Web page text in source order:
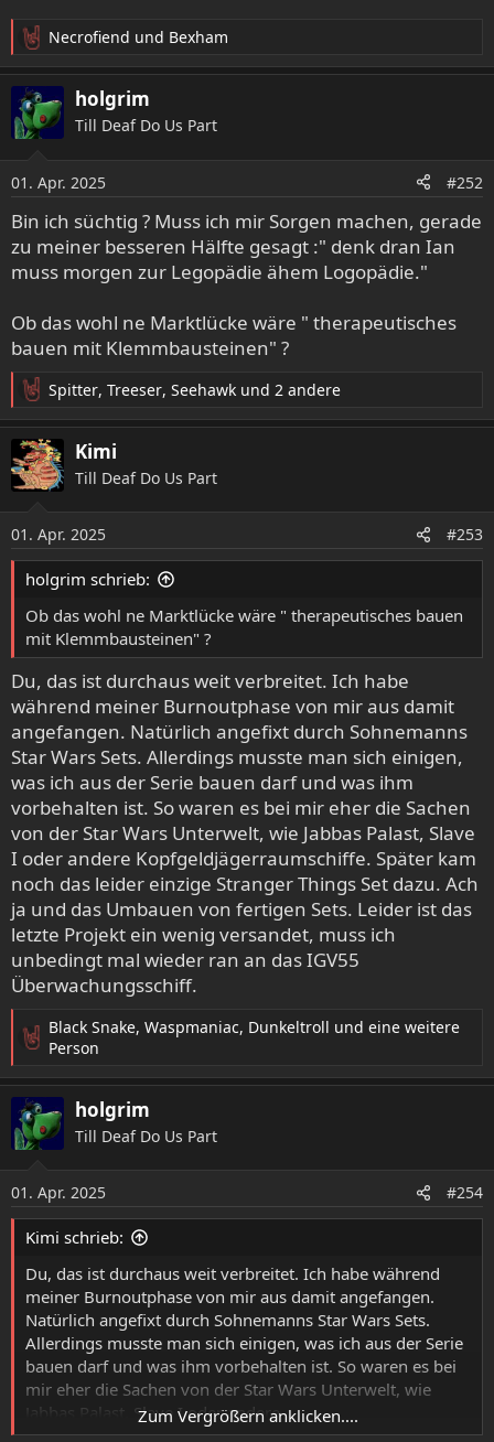
R
e
a
k
t
n
e
n
:
Necrofiend und Bexham
holgrim
Till Deaf Do Us Part
01. Apr. 2025 #252
Bin ich süchtig ? Muss ich mir Sorgen machen, gerade
zu meiner besseren Hälfte gesagt :" denk dran Ian
muss morgen zur Legopädie ähem Logopädie."
Ob das wohl ne Marktlücke wäre " therapeutisches
bauen mit Klemmbausteinen" ?
R
e
a
k
t
n
e
n
Spitter, Treeser, Seehawk und 2 andere
Kimi
Till Deaf Do Us Part
01. Apr. 2025 #253
holgrim schrieb:
Ob das wohl ne Marktlücke wäre " therapeutisches bauen
mit Klemmbausteinen" ?
Du, das ist durchaus weit verbreitet. Ich habe
während meiner Burnoutphase von mir aus damit
angefangen. Natürlich angefixt durch Sohnemanns
Star Wars Sets. Allerdings musste man sich einigen,
was ich aus der Serie bauen darf und was ihm
vorbehalten ist. So waren es bei mir eher die Sachen
von der Star Wars Unterwelt, wie Jabbas Palast, Slave
I oder andere Kopfgeldjägerraumschiffe. Später kam
noch das leider einzige Stranger Things Set dazu. Ach
ja und das Umbauen von fertigen Sets. Leider ist das
letzte Projekt ein wenig versandet, muss ich
unbedingt mal wieder ran an das IGV55
Überwachungsschiff.
R
a
k
t
i
o
n
e
n
Black Snake, Waspmaniac, Dunkeltroll und eine weitere
Person
holgrim
Till Deaf Do Us Part
01. Apr. 2025 #254
Kimi schrieb:
Du, das ist durchaus weit verbreitet. Ich habe während
meiner Burnoutphase von mir aus damit angefangen.
Natürlich angefixt durch Sohnemanns Star Wars Sets.
Allerdings musste man sich einigen, was ich aus der Serie
bauen darf und was ihm vorbehalten ist. So waren es bei
mir eher die Sachen von der Star Wars Unterwelt, wie
Jabbas Palast, Slave I oder andere
Kopfgeldjägerraumschiffe. Später kam noch das leider
Zum Vergrößern anklicken....